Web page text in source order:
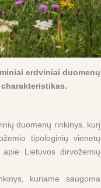
erdviniai duomenų
duomenų rinkinys, kurį
tipologinių vienetų
Lietuvos dirvožemių
kuriame saugoma